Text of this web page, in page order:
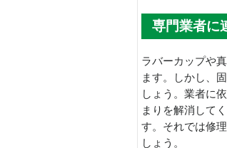
専門業者に
ラバーカップや
ます。しかし、
しょう。業者に
まりを解消して
す。それでは修
しょう。